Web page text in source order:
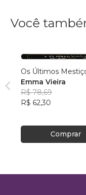
Você
Os Últimos
Emma Vieira
R$ 78,69
R$ 62,30
Comprar